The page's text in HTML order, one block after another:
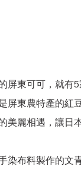
屏東可可，就有
屏東農特產的紅
美麗相遇，讓日
染布料製作的文